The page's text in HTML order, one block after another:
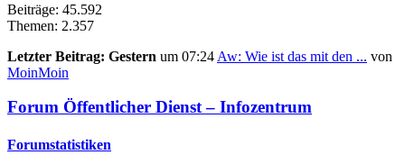
Beiträge: 45.592
Themen: 2.357
Letzter Beitrag: Gestern um 07:24 Aw: Wie ist das mit den ... von
MoinMoin
Forum Öffentlicher Dienst – Infozentrum
Forumstatistiken